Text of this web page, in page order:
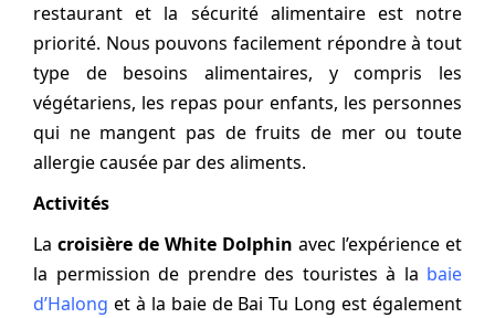
restaurant et la sécurité alimentaire est notre
priorité. Nous pouvons facilement répondre à tout
type de besoins alimentaires, y compris les
végétariens, les repas pour enfants, les personnes
qui ne mangent pas de fruits de mer ou toute
allergie causée par des aliments.
Activités
La croisière de White Dolphin avec l’expérience et
la permission de prendre des touristes à la baie
d’Halong et à la baie de Bai Tu Long est également